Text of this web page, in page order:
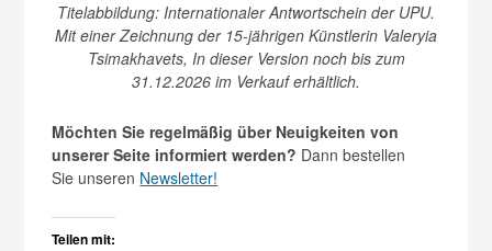
Titelabbildung: Internationaler Antwortschein der UPU.
Mit einer Zeichnung der 15-jährigen Künstlerin Valeryia
Tsimakhavets, In dieser Version noch bis zum
31.12.2026 im Verkauf erhältlich.
Möchten Sie regelmäßig über Neuigkeiten von
unserer Seite informiert werden? Dann bestellen
Sie unseren Newsletter!
Teilen mit: